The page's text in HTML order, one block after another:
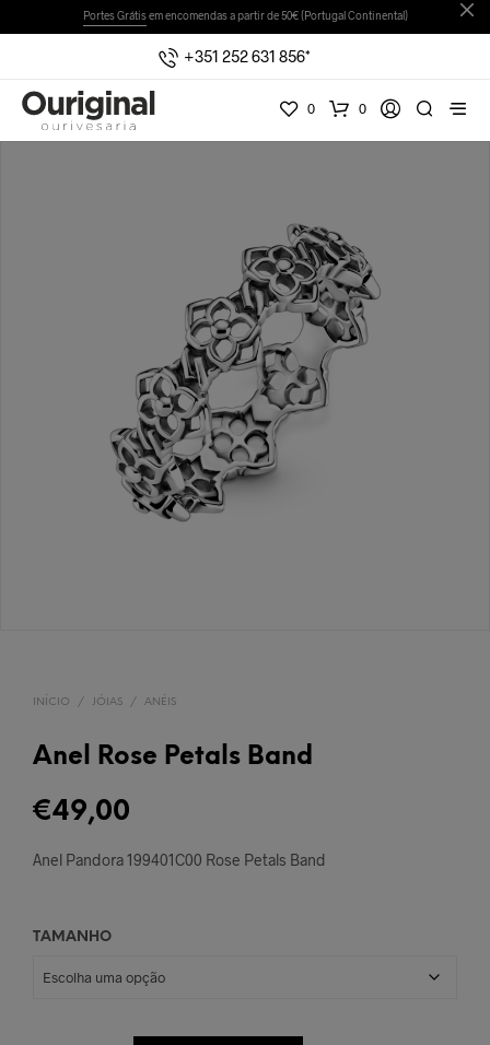
Portes Grátisem encomendas a partir de 50€ (Portugal Continental)
+351 252 631 856*
0 0
INÍCIO / JÓIAS / ANÉIS
Anel Rose Petals Band
€49,00
Anel Pandora 199401C00 Rose Petals Band
TAMANHO